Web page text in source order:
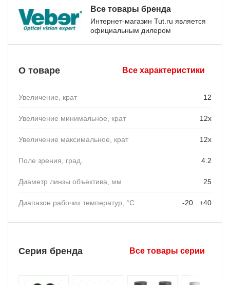
Все товары бренда
Интернет-магазин Tut.ru является
официальным дилером
О товаре Все характеристики
Увеличение, крат 12
Увеличение минимальное, крат 12х
Увеличение максимальное, крат 12х
Поле зрения, град. 4.2
Диаметр линзы объектива, мм 25
Диапазон рабочих температур, °C -20...+40
Серия бренда Все товары серии